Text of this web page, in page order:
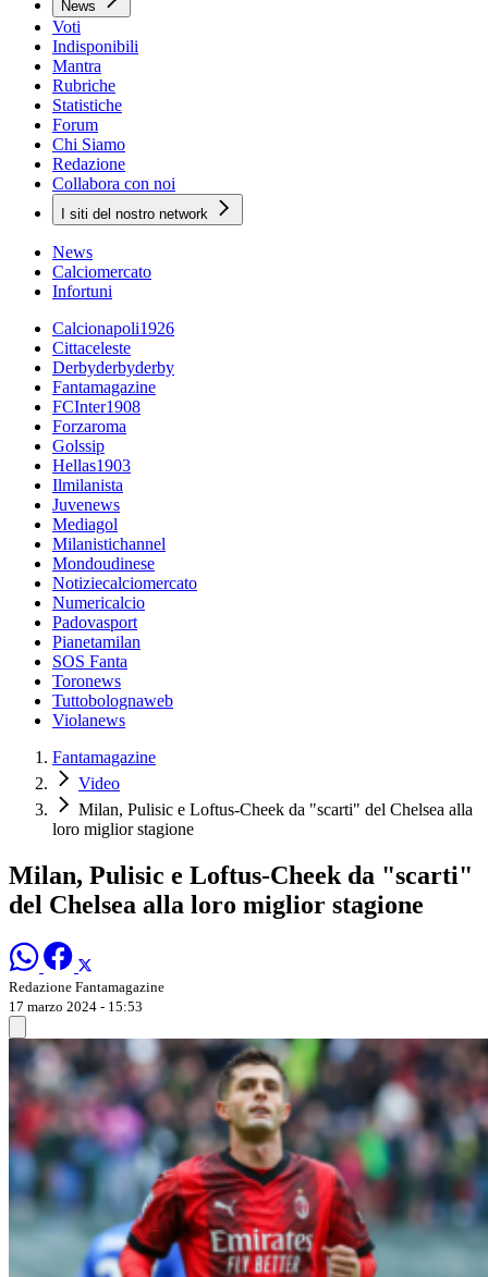
News
Voti
Indisponibili
Mantra
Rubriche
Statistiche
Forum
Chi Siamo
Redazione
Collabora con noi
I siti del nostro network
News
Calciomercato
Infortuni
Calcionapoli1926
Cittaceleste
Derbyderbyderby
Fantamagazine
FCInter1908
Forzaroma
Golssip
Hellas1903
Ilmilanista
Juvenews
Mediagol
Milanistichannel
Mondoudinese
Notiziecalciomercato
Numericalcio
Padovasport
Pianetamilan
SOS Fanta
Toronews
Tuttobolognaweb
Violanews
Fantamagazine
Video
Milan, Pulisic e Loftus-Cheek da "scarti" del Chelsea alla
loro miglior stagione
Milan, Pulisic e Loftus-Cheek da "scarti"
del Chelsea alla loro miglior stagione
Redazione Fantamagazine
17 marzo 2024 - 15:53